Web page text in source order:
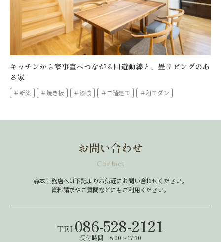
キッチンから家事室へつながる回遊動線と、畳リビングのあ
る家
＃新築 ＃焼き板 ＃漆喰 ＃二階建て ＃和モダン
お問い合わせ
Contact
森本工務店へは下記よりお気軽にお問い合わせください。
資料請求やご質問などにもご利用ください。
TEL086-528-2121
受付時間 8:00～17:30